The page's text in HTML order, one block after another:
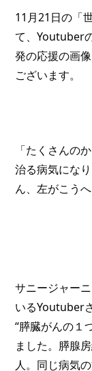
11月21日の「
て、Youtuber
発の応援の画
ございます。
「たくさんの
治る病気にな
ん、左がこうへ
サニージャー
いるYoutuber
“膵臓がんの１
ました。膵腺
人。同じ病気